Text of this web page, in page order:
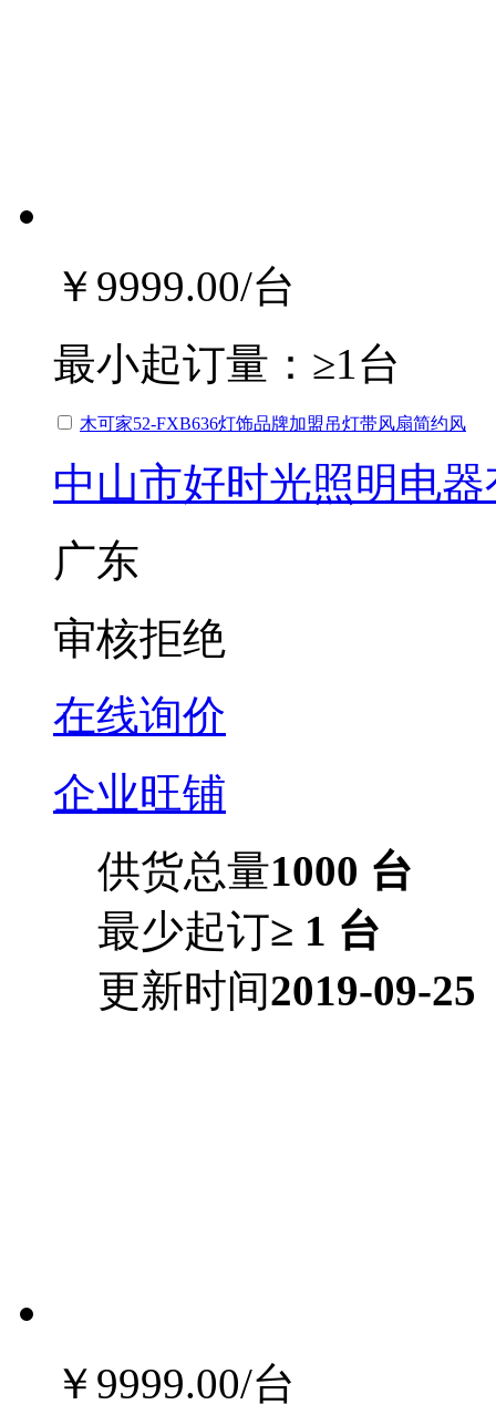
￥9999.00/台
最小起订量： ≥1台
木可家52-FXB636灯饰品牌加盟吊灯带风扇简约风
中山市好时光照明电
广东
审核拒绝
在线询价
企业旺铺
供货总量1000 台
最少起订≥ 1 台
更新时间2019-09-25
￥9999.00/台